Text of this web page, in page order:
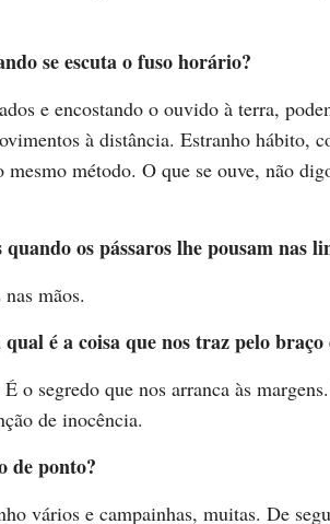
se escuta o fuso horário?
e encostando o ouvido à terra,
à distância. Estranho hábito,
mesmo método. O que se ouve, não
quando os pássaros lhe pousam nas
mãos.
qual é a coisa que nos traz pelo
o segredo que nos arranca às
de inocência.
de ponto?
vários e campainhas, muitas. De